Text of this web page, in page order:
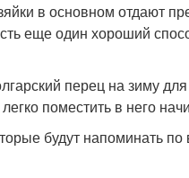
в основном отдают
еще один хороший
перец на зиму
поместить в него
будут напоминать по